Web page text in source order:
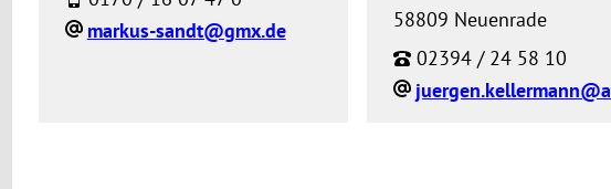
markus-sandt@gmx.de
58809 Neuenrade
02394 / 24 58 10